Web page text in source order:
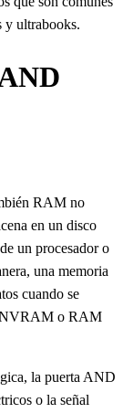
y ultrabooks.
RAM no
en un disco
un procesador o
una memoria
cuando se
NVRAM o RAM
la puerta AND
o la señal